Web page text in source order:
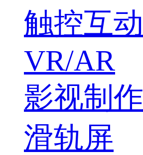
触控互动
VR/AR
影视制作
滑轨屏